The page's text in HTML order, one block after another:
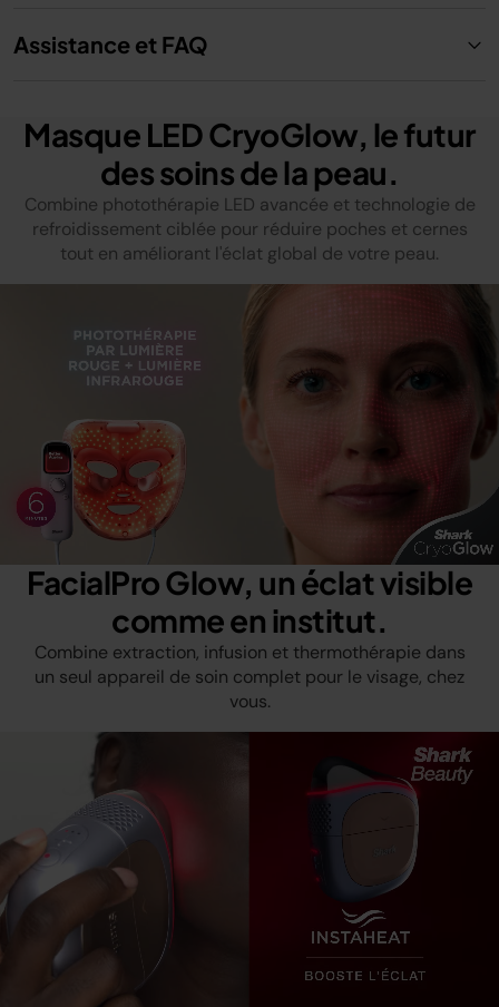
Assistance et FAQ
Masque LED CryoGlow, le futur
des soins de la peau.
Combine photothérapie LED avancée et technologie de
refroidissement ciblée pour réduire poches et cernes
tout en améliorant l'éclat global de votre peau.
FacialPro Glow, un éclat visible
comme en institut.
Combine extraction, infusion et thermothérapie dans
un seul appareil de soin complet pour le visage, chez
vous.